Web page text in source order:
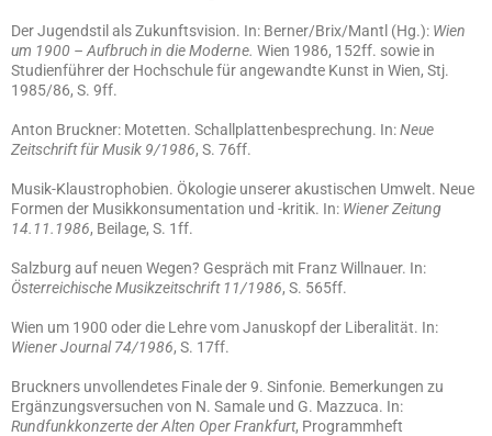
Der Jugendstil als Zukunftsvision. In: Berner/Brix/Mantl (Hg.): Wien
um 1900 – Aufbruch in die Moderne. Wien 1986, 152ff. sowie in
Studienführer der Hochschule für angewandte Kunst in Wien, Stj.
1985/86, S. 9ff.
Anton Bruckner: Motetten. Schallplattenbesprechung. In:Neue
Zeitschrift für Musik 9/1986, S. 76ff.
Musik-Klaustrophobien. Ökologie unserer akustischen Umwelt. Neue
Formen der Musikkonsumentation und -kritik. In: Wiener Zeitung
14.11.1986, Beilage, S. 1ff.
Salzburg auf neuen Wegen? Gespräch mit Franz Willnauer. In:
Österreichische Musikzeitschrift 11/1986, S. 565ff.
Wien um 1900 oder die Lehre vom Januskopf der Liberalität. In:
Wiener Journal 74/1986, S. 17ff.
Bruckners unvollendetes Finale der 9. Sinfonie. Bemerkungen zu
Ergänzungsversuchen von N. Samale und G. Mazzuca. In:
Rundfunkkonzerte der Alten Oper Frankfurt, Programmheft